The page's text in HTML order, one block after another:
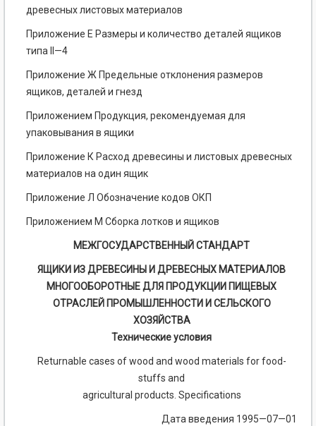
древесных листовых материалов
Приложение Е Размеры и количество деталей ящиков
типа II—4
Приложение Ж Предельные отклонения размеров
ящиков, деталей и гнезд
Приложением Продукция, рекомендуемая для
упаковывания в ящики
Приложение К Расход древесины и листовых древесных
материалов на один ящик
Приложение Л Обозначение кодов ОКП
Приложением М Сборка лотков и ящиков
МЕЖГОСУДАРСТВЕННЫЙ СТАНДАРТ
ЯЩИКИ ИЗ ДРЕВЕСИНЫ И ДРЕВЕСНЫХ МАТЕРИАЛОВ
МНОГООБОРОТНЫЕ ДЛЯ ПРОДУКЦИИ ПИЩЕВЫХ
ОТРАСЛЕЙ ПРОМЫШЛЕННОСТИ И СЕЛЬСКОГО
ХОЗЯЙСТВА
Технические условия
Returnable cases of wood and wood materials for food-
stuffs and
agricultural products. Specifications
Дата введения 1995—07—01